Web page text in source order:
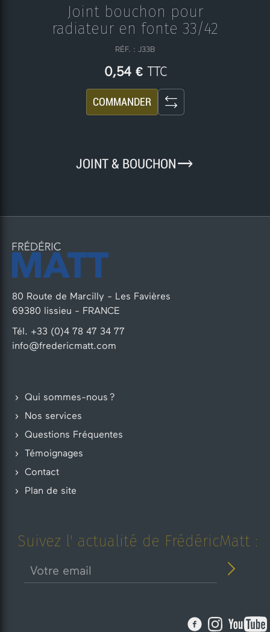
Joint bouchon pour
radiateur en fonte 33/42
RÉF. : J33B
0,54 € TTC
COMMANDER
JOINT & BOUCHON9
80 Route de Marcilly - Les Favières
69380 lissieu - FRANCE
Tél. +33 (0)4 78 47 34 77
info@fredericmatt.com
Qui sommes-nous ?
Nos services
Questions Fréquentes
Témoignages
Contact
Plan de site
Suivez l' actualité de FrédéricMatt :